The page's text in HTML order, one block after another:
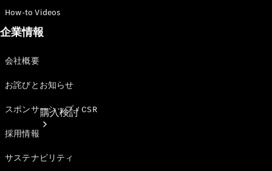
購入検討
How-to Videos
企業情報
会社概要
お詫びとお知らせ
スポンサーシップ / CSR
採用情報
サステナビリティ